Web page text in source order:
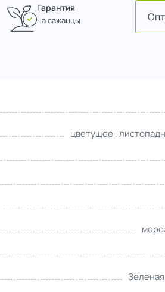
Гарантия
на сажанцы
цветущее ,